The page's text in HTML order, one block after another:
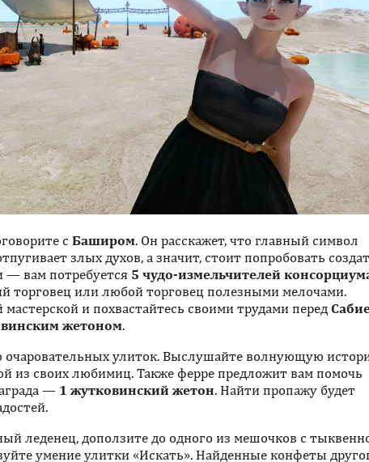
с Баширом. Он расскажет, что главный символ
злых духов, а значит, стоит попробовать
— вам потребуется 5 чудо-измельчителей
торговец или любой торговец полезными мелочами.
и похвастайтесь своими трудами перед
жетоном.
очаровательных улиток. Выслушайте волнующую
из своих любимиц. Также ферре предложит вам помочь
— 1 жутковинский жетон. Найти пропажу будет
леденец, доползите до одного из мешочков с
умение улитки «Искать». Найденные конфеты